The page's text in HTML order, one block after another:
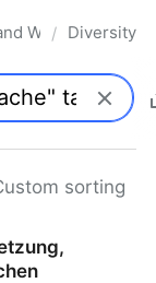
Whatnot
/ Diversity
sorting